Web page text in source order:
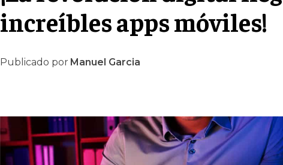
increíbles apps móviles!
Publicado por Manuel Garcia